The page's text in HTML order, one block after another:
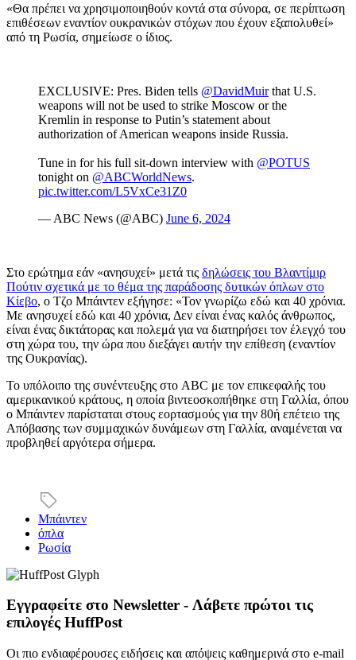
«Θα πρέπει να χρησιμοποιηθούν κοντά στα σύνορα, σε περίπτωση
επιθέσεων εναντίον ουκρανικών στόχων που έχουν εξαπολυθεί»
από τη Ρωσία, σημείωσε ο ίδιος.
EXCLUSIVE: Pres. Biden tells @DavidMuirthat U.S.
weapons will not be used to strike Moscow or the
Kremlin in response to Putin’s statement about
authorization of American weapons inside Russia.
Tune in for his full sit-down interview with @POTUS
tonight on @ABCWorldNews.
pic.twitter.com/L5VxCe31Z0
— ABC News (@ABC) June 6, 2024
Στο ερώτημα εάν «ανησυχεί» μετά τις δηλώσεις του Βλαντίμιρ
Πούτιν σχετικά με το θέμα της παράδοσης δυτικών όπλων στο
Κίεβο, ο Τζο Μπάιντεν εξήγησε: «Τον γνωρίζω εδώ και 40 χρόνια.
Με ανησυχεί εδώ και 40 χρόνια, Δεν είναι ένας καλός άνθρωπος,
είναι ένας δικτάτορας και πολεμά για να διατηρήσει τον έλεγχό του
στη χώρα του, την ώρα που διεξάγει αυτήν την επίθεση (εναντίον
της Ουκρανίας).
Το υπόλοιπο της συνέντευξης στο ABC με τον επικεφαλής του
αμερικανικού κράτους, η οποία βιντεοσκοπήθηκε στη Γαλλία, όπου
ο Μπάιντεν παρίσταται στους εορτασμούς για την 80ή επέτειο της
Απόβασης των συμμαχικών δυνάμεων στη Γαλλία, αναμένεται να
προβληθεί αργότερα σήμερα.
Μπάιντεν
όπλα
Ρωσία
Εγγραφείτε στο Newsletter - Λάβετε πρώτοι τις
επιλογές HuffPost
Οι πιο ενδιαφέρουσες ειδήσεις και απόψεις καθημερινά στο e-mail